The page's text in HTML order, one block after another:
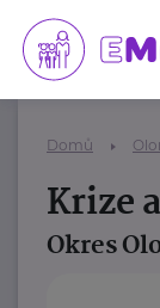
Domů
Krize
Okres